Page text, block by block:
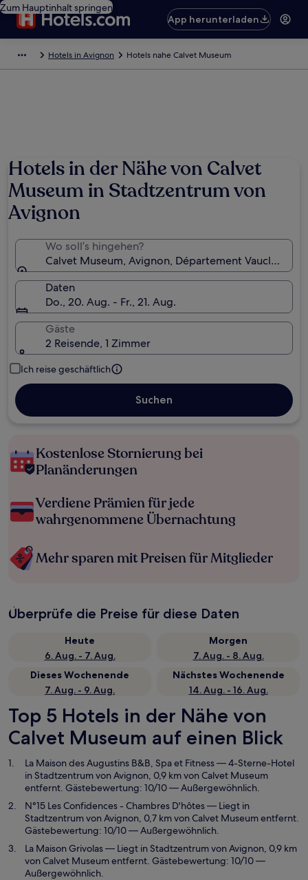
Zum Hauptinhalt springen
App herunterladen
Hotels in Avignon Hotels nahe Calvet Museum
Hotels in der Nähe von Calvet
Museum in Stadtzentrum von
Avignon
Wo soll’s hingehen?
Calvet Museum, Avignon, Département Vaucluse,
Daten
Do., 20. Aug. - Fr., 21. Aug.
Gäste
2 Reisende, 1 Zimmer
Ich reise geschäftlich
Suchen
Kostenlose Stornierung bei
Planänderungen
Verdiene Prämien für jede
wahrgenommene Übernachtung
Mehr sparen mit Preisen für Mitglieder
Überprüfe die Preise für diese Daten
Heute
6. Aug. - 7. Aug.
Morgen
7. Aug. - 8. Aug.
Dieses Wochenende
7. Aug. - 9. Aug.
Nächstes Wochenende
14. Aug. - 16. Aug.
Top 5 Hotels in der Nähe von
Calvet Museum auf einen Blick
La Maison des Augustins B&B, Spa et Fitness— 4-Sterne-Hotel
in Stadtzentrum von Avignon, 0,9 km von Calvet Museum
entfernt. Gästebewertung: 10/10 — Außergewöhnlich.
N°15 Les Confidences - Chambres D'hôtes— Liegt in
Stadtzentrum von Avignon, 0,7 km von Calvet Museum entfernt.
Gästebewertung: 10/10 — Außergewöhnlich.
La Maison Grivolas— Liegt in Stadtzentrum von Avignon, 0,9 km
von Calvet Museum entfernt. Gästebewertung: 10/10 —
Außergewöhnlich.